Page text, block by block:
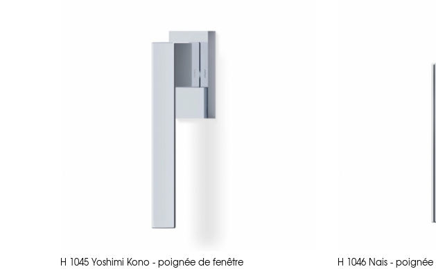
H 1045 Yoshimi Kono - poignée de fenêtre H 1046 Nais -